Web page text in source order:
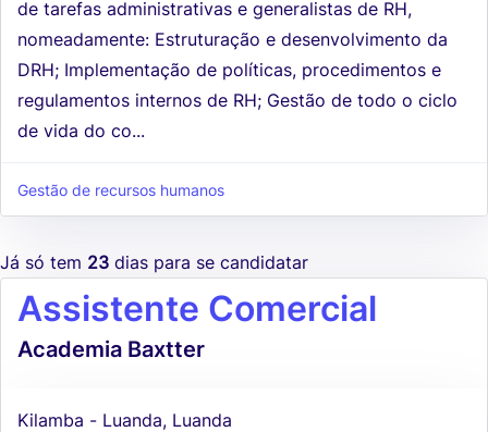
de tarefas administrativas e generalistas de RH,
nomeadamente: Estruturação e desenvolvimento da
DRH; Implementação de políticas, procedimentos e
regulamentos internos de RH; Gestão de todo o ciclo
de vida do co...
Gestão de recursos humanos
Já só tem 23 dias para se candidatar
Assistente Comercial
Academia Baxtter
Kilamba - Luanda, Luanda